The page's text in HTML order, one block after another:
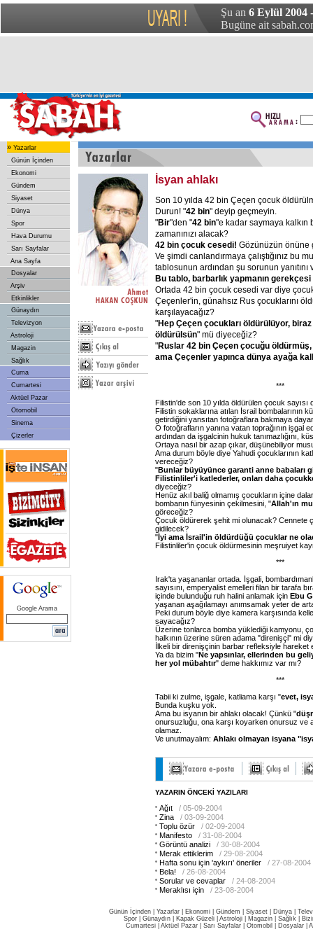
Şu an 6 Eylül 2004
Bugüne ait
» Yazarlar
Günün İçinden
Ekonomi
Gündem
Siyaset
Dünya
Spor
Hava Durumu
Sarı Sayfalar
Ana Sayfa
Dosyalar
Arşiv
Etkinlikler
Günaydın
Televizyon
Astroloji
Magazin
Sağlık
Cuma
Cumartesi
Aktüel Pazar
Otomobil
Sinema
Çizerler
Google Arama
İsyan ahlakı
Son 10 yılda 42 bin Çeçen çocuk
Durun! "42 bin" deyip geçmeyin.
"Bir"den "42 bin"e kadar saymaya kalkın
zamanınızı alacak?
42 bin çocuk cesedi! Gözünüzün önüne
Ve şimdi canlandırmaya çalıştığınız bu
tablosunun ardından şu sorunun yanıtını
Bu tablo, barbarlık yapmanın
Ortada 42 bin çocuk cesedi var diye
Çeçenler'in, günahsız Rus çocuklarını
karşılayacağız?
"Hep Çeçen çocukları öldürülüyor,
öldürülsün" mü diyeceğiz?
"Ruslar 42 bin Çeçen çocuğu
ama Çeçenler yapınca dünya ayağa
***
Filistin'de son 10 yılda öldürülen çocuk sayısı
Filistin sokaklarına atılan İsrail bombalarının
getirdiğini yansıtan fotoğraflara bakmaya
O fotoğrafların yanına vatan toprağının işgal
ardından da işgalcinin hukuk tanımazlığını,
Ortaya nasıl bir azap çıkar, düşünebiliyor
Ama durum böyle diye Yahudi çocuklarının
vereceğiz?
"Bunlar büyüyünce garanti anne babaları
Filistinliler'i katlederler, onları daha
diyeceğiz?
Henüz akıl baliğ olmamış çocukların içine
bombanın fünyesinin çekilmesini, "Allah'ın
göreceğiz?
Çocuk öldürerek şehit mi olunacak? Cennete
gidilecek?
"İyi ama İsrail'in öldürdüğü çocuklar ne
Filistinliler'in çocuk öldürmesinin meşruiyet
***
Irak'ta yaşananlar ortada. İşgali,
sayısını, emperyalist emelleri filan bir tarafa
içinde bulunduğu ruh halini anlamak için Ebu
yaşanan aşağılamayı anımsamak yeter de
Peki durum böyle diye kamera karşısında
sayacağız?
Üzerine tonlarca bomba yüklediği kamyonu,
halkının üzerine süren adama "direnişçi" mi
İlkeli bir direnişçinin barbar refleksiyle hareket
Ya da bizim "Ne yapsınlar, ellerinden bu
her yol mübahtır" deme hakkımız var mı?
***
Tabii ki zulme, işgale, katliama karşı "evet,
Bunda kuşku yok.
Ama bu isyanın bir ahlakı olacak! Çünkü "
onursuzluğu, ona karşı koyarken onursuz ve
olamaz.
Ve unutmayalım: Ahlakı olmayan isyana
YAZARIN ÖNCEKİ YAZILARI
Ağıt
/ 05-09-2004
Zina
/ 03-09-2004
Toplu özür
/ 02-09-2004
Manifesto
/ 31-08-2004
Görüntü analizi
/ 30-08-2004
Merak ettiklerim
/ 29-08-2004
Hafta sonu için 'aykırı' öneriler
/ 27-08-2004
Bela!
/ 26-08-2004
Sorular ve cevaplar
/ 24-08-2004
Meraklısı için
/ 23-08-2004
Günün İçinden Yazarlar Ekonomi Gündem Siyaset Dünya |
Spor
Günaydın Kapak Güzeli Astroloji Magazin Sağlık
Cumartesi| Aktüel Pazar| Sarı Sayfalar| Otomobil Dosyalar|